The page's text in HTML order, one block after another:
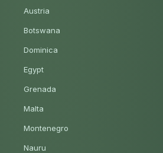
Austria
Botswana
Dominica
Egypt
Grenada
Malta
Montenegro
Nauru